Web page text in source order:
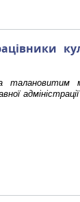
талановитим